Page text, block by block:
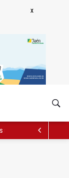
su inversión social en